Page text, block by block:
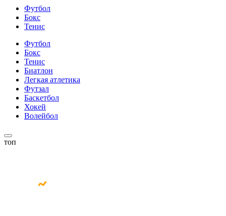
Футбол
Бокс
Тенис
Футбол
Бокс
Тенис
Биатлон
Легкая атлетика
Футзал
Баскетбол
Хокей
Волейбол
топ